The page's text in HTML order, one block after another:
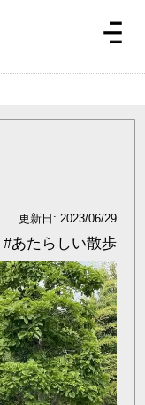
更新日: 2023/06/29
#あたらしい散歩